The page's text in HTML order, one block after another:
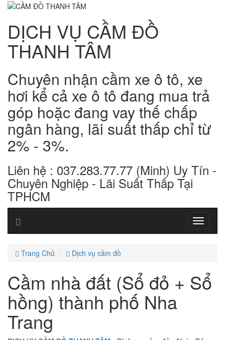
DỊCH VỤ CẦM ĐỒ
THANH TÂM
Chuyên nhận cầm xe ô tô, xe
hơi kể cả xe ô tô đang mua trả
góp hoặc đang vay thế chấp
ngân hàng, lãi suất thấp chỉ từ
2% - 3%.
Liên hệ : 037.283.77.77 (Minh) Uy Tín -
Chuyên Nghiệp - Lãi Suất Thấp Tại
TPHCM
Toggle
Trang Chủ Dịch vụ cầm đồ
Cầm nhà đất (Sổ đỏ + Sổ
hồng) thành phố Nha
Trang